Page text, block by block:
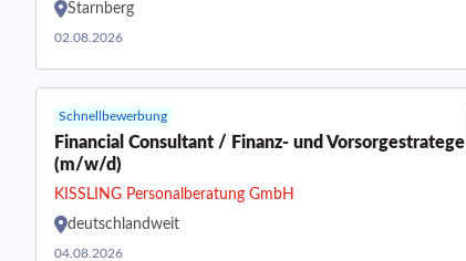
Starnberg
02.08.2026
Schnellbewerbung
Financial Consultant / Finanz- und Vorsorgestratege
(m/w/d)
KISSLING Personalberatung GmbH
deutschlandweit
04.08.2026